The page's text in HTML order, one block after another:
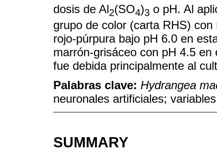
dosis de Al2(SO4)3 o pH. Al
grupo de color (carta RHS)
rojo-púrpura bajo pH 6.0 en
marrón-grisáceo con pH 4.5
fue debida principalmente al
Palabras clave: Hydrangea
neuronales artificiales;
SUMMARY